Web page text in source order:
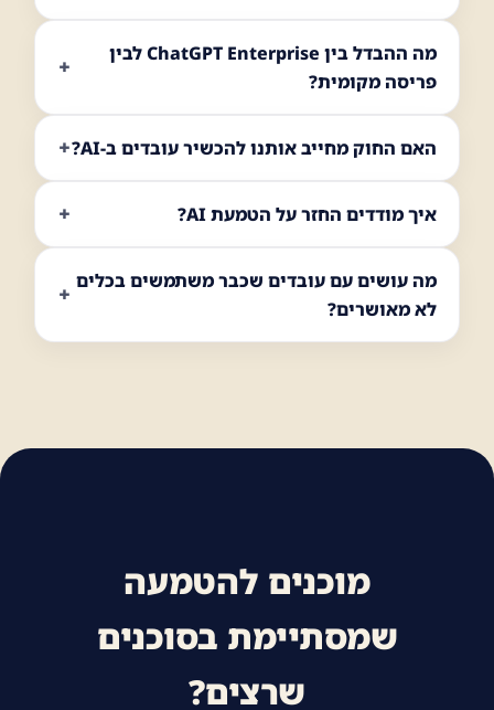
מה ההבדל בין ChatGPT Enterprise לבין
פריסה מקומית?
האם החוק מחייב אותנו להכשיר עובדים ב-AI?
איך מודדים החזר על הטמעת AI?
מה עושים עם עובדים שכבר משתמשים בכלים
לא מאושרים?
מוכנים להטמעה
שמסתיימת בסוכנים
שרצים?